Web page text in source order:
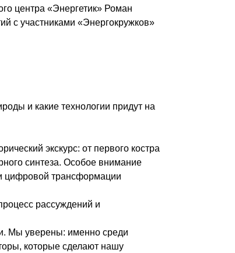
центра «Энергетик» Роман
с участниками «Энергокружков»
и какие технологии придут на
экскурс: от первого костра
синтеза. Особое внимание
цифровой трансформации
рассуждений и
Мы уверены: именно среди
которые сделают нашу